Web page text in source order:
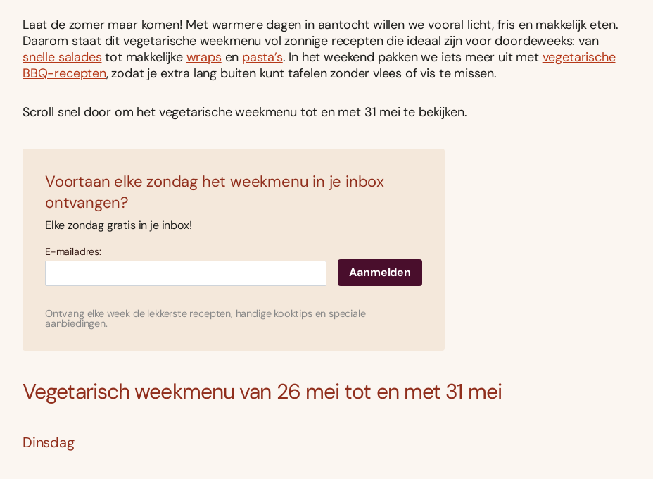
Laat de zomer maar komen! Met warmere dagen in aantocht willen we vooral licht, fris en makkelijk eten.
Daarom staat dit vegetarische weekmenu vol zonnige recepten die ideaal zijn voor doordeweeks: van
snelle salades tot makkelijke wraps en pasta’s. In het weekend pakken we iets meer uit met vegetarische
BBQ-recepten, zodat je extra lang buiten kunt tafelen zonder vlees of vis te missen.
Scroll snel door om het vegetarische weekmenu tot en met 31 mei te bekijken.
Voortaan elke zondag het weekmenu in je inbox
ontvangen?
Elke zondag gratis in je inbox!
E-mailadres:
Ontvang elke week de lekkerste recepten, handige kooktips en speciale
aanbiedingen.
Vegetarisch weekmenu van 26 mei tot en met 31 mei
Dinsdag